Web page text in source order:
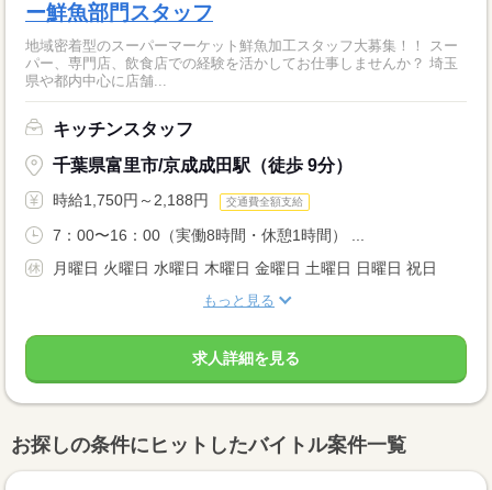
ー鮮魚部門スタッフ
地域密着型のスーパーマーケット鮮魚加工スタッフ大募集！！ スー
パー、専門店、飲食店での経験を活かしてお仕事しませんか？ 埼玉
県や都内中心に店舗...
キッチンスタッフ
千葉県富里市/京成成田駅（徒歩 9分）
時給1,750円～2,188円 交通費全額支給
7：00〜16：00（実働8時間・休憩1時間） ...
月曜日 火曜日 水曜日 木曜日 金曜日 土曜日 日曜日 祝日
もっと見る
求人詳細を見る
お探しの条件にヒットしたバイトル案件一覧